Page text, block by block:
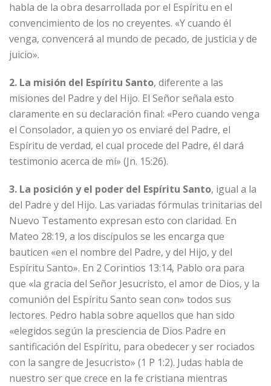
habla de la obra desarrollada por el Espíritu en el
convencimiento de los no creyentes. «Y cuando él
venga, convencerá al mundo de pecado, de justicia y de
juicio».
2. La misión del Espíritu Santo, diferente a las
misiones del Padre y del Hijo. El Señor señala esto
claramente en su declaración final: «Pero cuando venga
el Consolador, a quien yo os enviaré del Padre, el
Espíritu de verdad, el cual procede del Padre, él dará
testimonio acerca de mí» (Jn. 15:26).
3. La posición y el poder del Espíritu Santo, igual a la
del Padre y del Hijo. Las variadas fórmulas trinitarias del
Nuevo Testamento expresan esto con claridad. En
Mateo 28:19, a los discípulos se les encarga que
bauticen «en el nombre del Padre, y del Hijo, y del
Espíritu Santo». En 2 Corintios 13:14, Pablo ora para
que «la gracia del Señor Jesucristo, el amor de Dios, y la
comunión del Espíritu Santo sean con» todos sus
lectores. Pedro habla sobre aquellos que han sido
«elegidos según la presciencia de Dios Padre en
santificación del Espíritu, para obedecer y ser rociados
con la sangre de Jesucristo» (1 P 1:2). Judas habla de
nuestro ser que crece en la fe cristiana mientras